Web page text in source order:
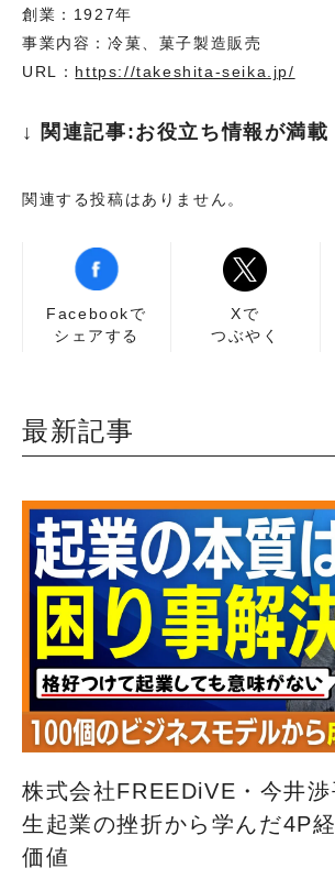
創業：1927年
事業内容：冷菓、菓子製造販売
URL： https://takeshita-seika.jp/
↓ 関連記事:お役立ち情報が満載
関連する投稿はありません。
Facebookで
シェアする
Xで
つぶやく
最新記事
株式会社FREEDiVE・今井
生起業の挫折から学んだ4P
価値